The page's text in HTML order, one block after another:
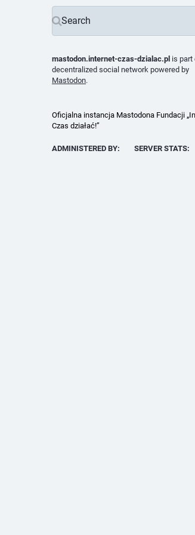
mastodon.internet-czas-dzialac.pl is part
decentralized social network powered by
Mastodon.
Oficjalna instancja Mastodona Fundacji
Czas działać!”
ADMINISTERED BY: SERVER STATS: